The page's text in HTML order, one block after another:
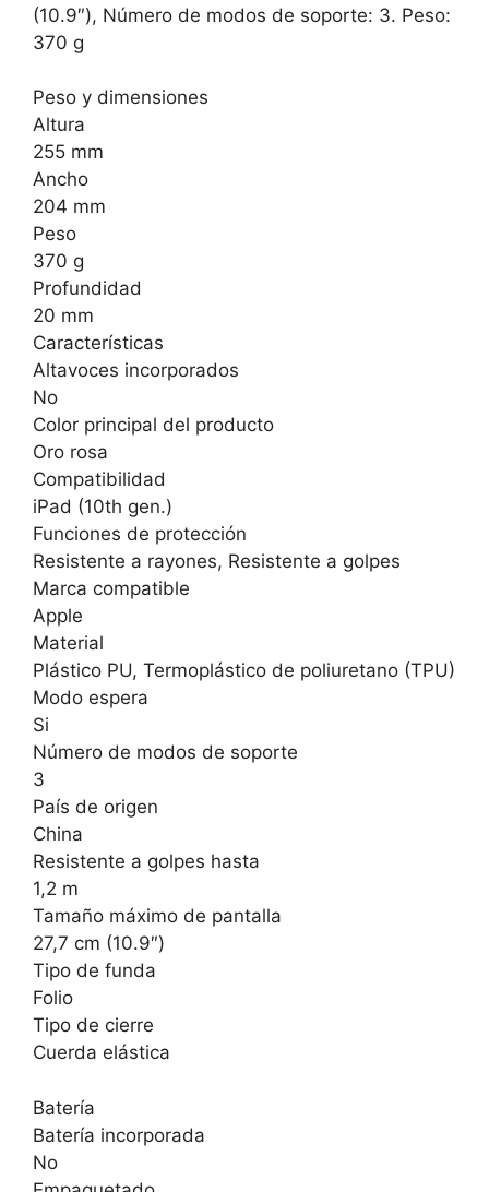
(10.9″), Número de modos de soporte: 3. Peso:
370 g
Peso y dimensiones
Altura
255 mm
Ancho
204 mm
Peso
370 g
Profundidad
20 mm
Características
Altavoces incorporados
No
Color principal del producto
Oro rosa
Compatibilidad
iPad (10th gen.)
Funciones de protección
Resistente a rayones, Resistente a golpes
Marca compatible
Apple
Material
Plástico PU, Termoplástico de poliuretano (TPU)
Modo espera
Si
Número de modos de soporte
3
País de origen
China
Resistente a golpes hasta
1,2 m
Tamaño máximo de pantalla
27,7 cm (10.9″)
Tipo de funda
Folio
Tipo de cierre
Cuerda elástica
Batería
Batería incorporada
No